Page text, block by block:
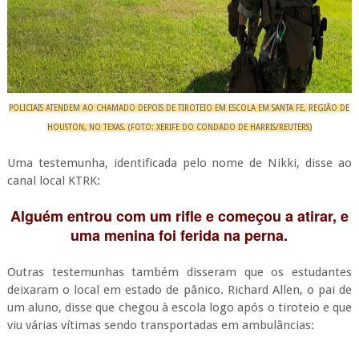
POLICIAIS ATENDEM AO CHAMADO DEPOIS DE TIROTEIO EM ESCOLA EM SANTA FE, REGIÃO DE
HOUSTON, NO TEXAS. (FOTO: XERIFE DO CONDADO DE HARRIS/REUTERS)
Uma testemunha, identificada pelo nome de Nikki, disse ao
canal local KTRK:
Alguém entrou com um rifle e começou a atirar, e
uma menina foi ferida na perna.
Outras testemunhas também disseram que os estudantes
deixaram o local em estado de pânico. Richard Allen, o pai de
um aluno, disse que chegou à escola logo após o tiroteio e que
viu várias vítimas sendo transportadas em ambulâncias: